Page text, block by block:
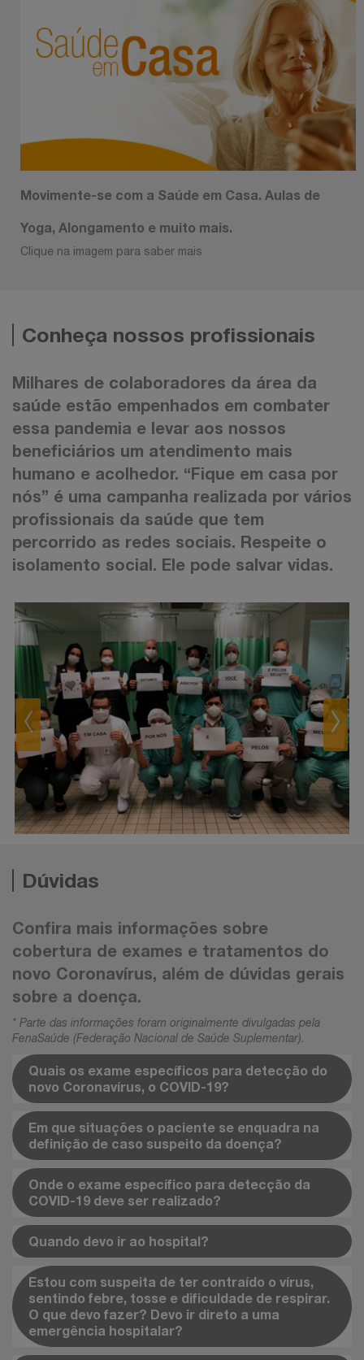
Movimente-se com a Saúde em Casa. Aulas de
Yoga, Alongamento e muito mais.
Clique na imagem para saber mais
Conheça nossos profissionais
Milhares de colaboradores da área da
saúde estão empenhados em combater
essa pandemia e levar aos nossos
beneficiários um atendimento mais
humano e acolhedor. “Fique em casa por
nós” é uma campanha realizada por vários
profissionais da saúde que tem
percorrido as redes sociais. Respeite o
isolamento social. Ele pode salvar vidas.
Dúvidas
Confira mais informações sobre
cobertura de exames e tratamentos do
novo Coronavírus, além de dúvidas gerais
sobre a doença.
* Parte das informações foram originalmente divulgadas pela
FenaSaúde (Federação Nacional de Saúde Suplementar).
Quais os exame específicos para detecção do
novo Coronavírus, o COVID-19?
Em que situações o paciente se enquadra na
definição de caso suspeito da doença?
Onde o exame específico para detecção da
COVID-19 deve ser realizado?
Quando devo ir ao hospital?
Estou com suspeita de ter contraído o vírus,
sentindo febre, tosse e dificuldade de respirar.
O que devo fazer? Devo ir direto a uma
emergência hospitalar?